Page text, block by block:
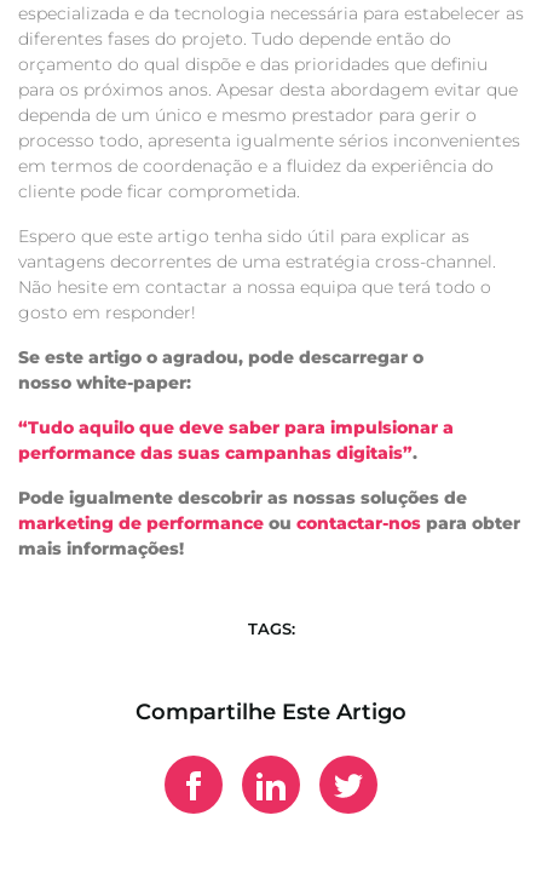
especializada e da tecnologia necessária para estabelecer as
diferentes fases do projeto. Tudo depende então do
orçamento do qual dispõe e das prioridades que definiu
para os próximos anos. Apesar desta abordagem evitar que
dependa de um único e mesmo prestador para gerir o
processo todo, apresenta igualmente sérios inconvenientes
em termos de coordenação e a fluidez da experiência do
cliente pode ficar comprometida.
Espero que este artigo tenha sido útil para explicar as
vantagens decorrentes de uma estratégia cross-channel.
Não hesite em contactar a nossa equipa que terá todo o
gosto em responder!
Se este artigo o agradou, pode descarregar o
nosso white-paper:
“Tudo aquilo que deve saber para impulsionar a
performance das suas campanhas digitais”.
Pode igualmente descobrir as nossas soluções de
marketing de performance ou contactar-nos para obter
mais informações!
TAGS:
Compartilhe Este Artigo